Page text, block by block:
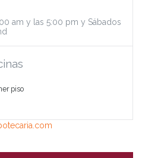
am y las 5:00 pm y Sábados
piso